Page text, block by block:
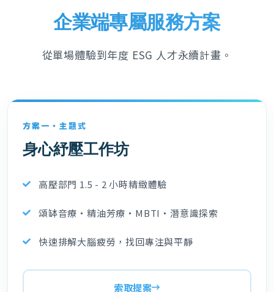
企業端專屬服務方案
從單場體驗到年度 ESG 人才永續計畫。
方案一・主題式
身心紓壓工作坊
高壓部門 1.5 - 2 小時精緻體驗
頌缽音療・精油芳療・MBTI・潛意識探索
快速排解大腦疲勞，找回專注與平靜
索取提案